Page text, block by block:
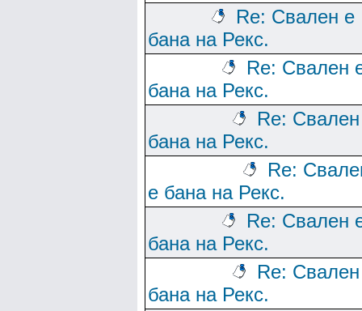
Re: Свален е
бана на Рекс.
Re: Свален
бана на Рекс.
Re:
бана на Рекс.
Re:
е бана на Рекс.
Re: Свален
бана на Рекс.
Re:
бана на Рекс.